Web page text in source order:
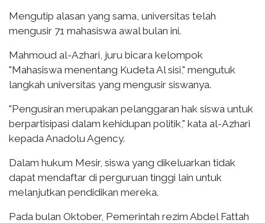
Mengutip alasan yang sama, universitas telah
mengusir 71 mahasiswa awal bulan ini.
Mahmoud al-Azhari, juru bicara kelompok
"Mahasiswa menentang Kudeta Al sisi," mengutuk
langkah universitas yang mengusir siswanya.
"Pengusiran merupakan pelanggaran hak siswa untuk
berpartisipasi dalam kehidupan politik," kata al-Azhari
kepada Anadolu Agency.
Dalam hukum Mesir, siswa yang dikeluarkan tidak
dapat mendaftar di perguruan tinggi lain untuk
melanjutkan pendidikan mereka.
Pada bulan Oktober, Pemerintah rezim Abdel Fattah